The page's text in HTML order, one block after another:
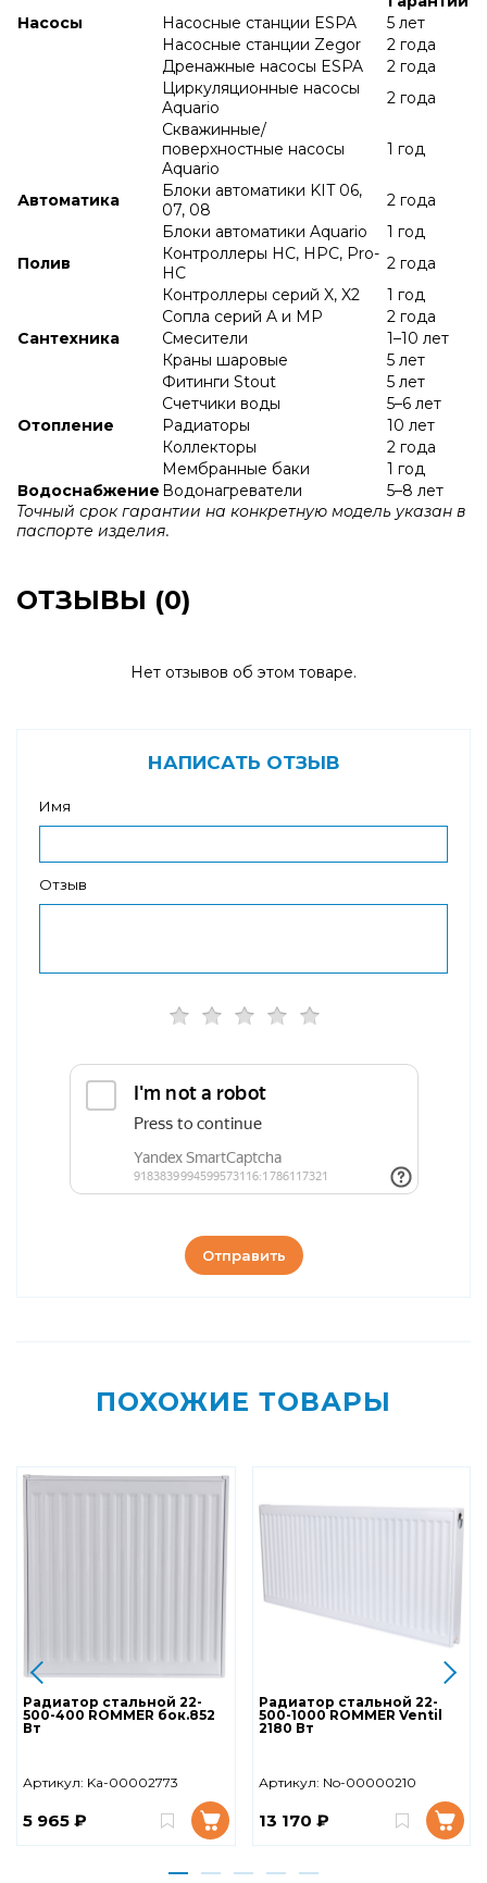
Насосы
Насосные станции ESPA
5 лет
Насосные станции Zegor
2 года
Дренажные насосы ESPA
2 года
Циркуляционные насосы
Aquario
2 года
Скважинные/
поверхностные насосы
Aquario
1 год
Автоматика
Блоки автоматики KIT 06,
07, 08
2 года
Блоки автоматики Aquario
1 год
Полив
Контроллеры HC, HPC, Pro-
HC
2 года
Контроллеры серий X, X2
1 год
Сопла серий A и МР
2 года
Сантехника
Смесители
1–10 лет
Краны шаровые
5 лет
Фитинги Stout
5 лет
Счетчики воды
5–6 лет
Отопление
Радиаторы
10 лет
Коллекторы
2 года
Мембранные баки
1 год
Водоснабжение Водонагреватели
5–8 лет
Точный срок гарантии на конкретную модель указан в
паспорте изделия.
ОТЗЫВЫ (0)
Нет отзывов об этом товаре.
НАПИСАТЬ ОТЗЫВ
Имя
Отзыв
Отправить
ПОХОЖИЕ ТОВАРЫ
Радиатор стальной 22-
500-400 ROMMER бок.852
Вт
Артикул: Ka-00002773
5 965 ₽
Радиатор стальной 22-
500-1000 ROMMER Ventil
2180 Вт
Артикул: No-00000210
13 170 ₽